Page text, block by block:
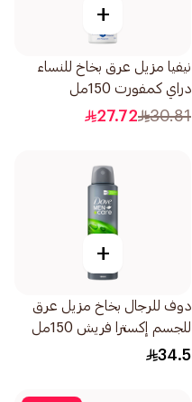
+
نيفيا مزيل عرق بخاخ للنساء
دراي كمفورت 150مل
30.81
27.72
+
دوف للرجال بخاخ مزيل عرق
للجسم إكسترا فريش 150مل
34.5